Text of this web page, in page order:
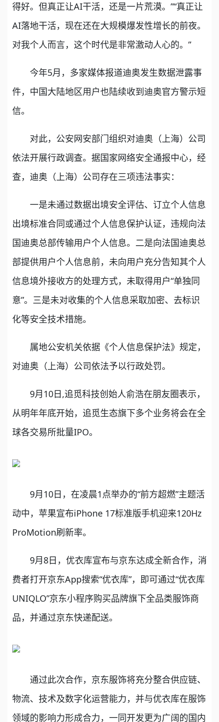
得好。但真正让AI干活，还是一片荒漠。”“真正让
AI落地干活，现在还在大规模爆发性增长的前夜。
对我个人而言，这个时代是非常激动人心的。”
今年5月，多家媒体报道迪奥发生数据泄露事
件，中国大陆地区用户也陆续收到迪奥官方警示短
信。
对此，公安网安部门组织对迪奥（上海）公司
依法开展行政调查。据国家网络安全通报中心，经
查，迪奥（上海）公司存在三项违法事实：
一是未通过数据出境安全评估、订立个人信息
出境标准合同或通过个人信息保护认证，违规向法
国迪奥总部传输用户个人信息。二是向法国迪奥总
部提供用户个人信息前，未向用户充分告知其个人
信息境外接收方的处理方式，未取得用户“单独同
意”。三是未对收集的个人信息采取加密、去标识
化等安全技术措施。
属地公安机关依据《个人信息保护法》规定，
对迪奥（上海）公司依法予以行政处罚。
9月10日,追觅科技创始人俞浩在朋友圈表示，
从明年年底开始，追觅生态旗下多个业务将会在全
球各交易所批量IPO。
9月10日，在凌晨1点举办的“前方超燃”主题活
动中，苹果宣布iPhone 17标准版手机迎来120Hz
ProMotion刷新率。
9月8日，优衣库宣布与京东达成全新合作，消
费者打开京东App搜索“优衣库”，即可通过“优衣库
UNIQLO”京东小程序购买品牌旗下全品类服饰商
品，并通过京东快递配送。
通过此次合作，京东服饰将充分整合供应链、
物流、技术及数字化运营能力，并与优衣库在服饰
领域的影响力形成合力，一同开发更为广阔的国内